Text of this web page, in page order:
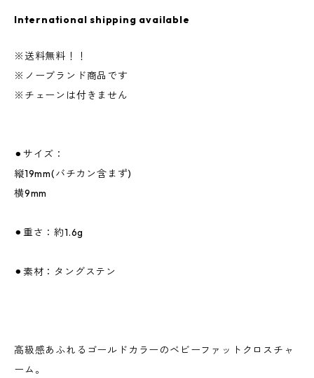
International shipping available
※送料無料！！
※ノーブランド商品です
※チェーンは付きません
⚫︎サイズ：
縦19mm(バチカン含まず)
横9mm
⚫︎重さ：約1.6g
⚫︎素材：タングステン
高級感あふれるゴールドカラーのベビーファットクロスチャ
ーム。